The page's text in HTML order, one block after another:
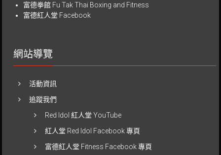
富德拳館 Fu Tak Thai Boxing and Fitness
富德紅人堂 Facebook
網站導覽
活動資訊
追蹤我們
Red Idol 紅人堂 YouTube
紅人堂 Red Idol Facebook 專頁
富德紅人堂 Fitness Facebook 專頁